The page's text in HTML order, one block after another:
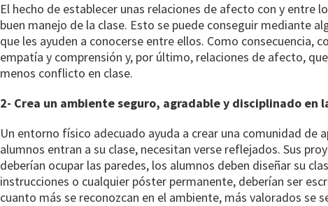
El hecho de establecer unas relaciones de afecto con y entre
buen manejo de la clase. Esto se puede conseguir mediante
que les ayuden a conocerse entre ellos. Como consecuencia,
empatía y comprensión y, por último, relaciones de afecto,
menos conflicto en clase.
2- Crea un ambiente seguro, agradable y disciplinado en
Un entorno físico adecuado ayuda a crear una comunidad de
alumnos entran a su clase, necesitan verse reflejados. Sus
deberían ocupar las paredes, los alumnos deben diseñar su
instrucciones o cualquier póster permanente, deberían ser
cuanto más se reconozcan en el ambiente, más valorados se